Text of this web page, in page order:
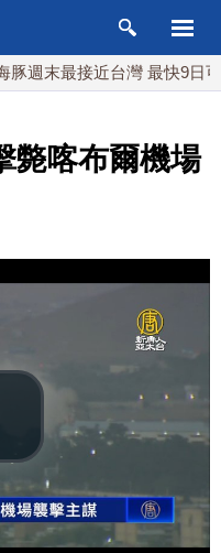
最接近台灣 最快9日可能登
斃喀布爾機場